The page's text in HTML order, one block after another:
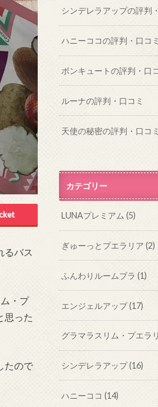
るバス
・プ
思った
たので
シンデレラアップの評判
ハニーココの評判・口コミ
ボンキュートの評判・口
ルーナの評判・口コミ
天使の秘密の評判・口コミ
カテゴリー
LUNAプレミアム(5)
ぎゅーっとプエラリア(2)
ふんわりルームブラ(1)
エンジェルアップ(17)
グラマラスリム・プエラ
シンデレラアップ(16)
ハニーココ(14)